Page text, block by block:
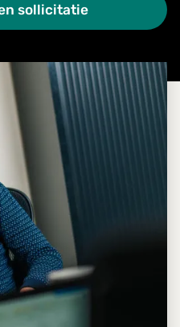
sollicitatie